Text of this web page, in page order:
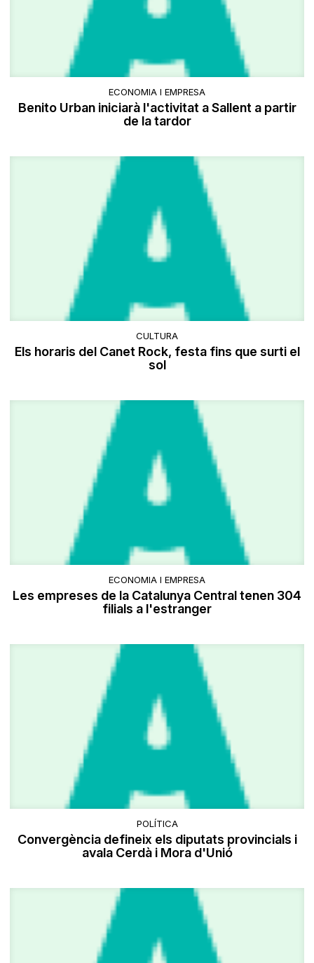
ECONOMIA I EMPRESA
Benito Urban iniciarà l'activitat a Sallent a partir
de la tardor
CULTURA
Els horaris del Canet Rock, festa fins que surti el
sol
ECONOMIA I EMPRESA
Les empreses de la Catalunya Central tenen 304
filials a l'estranger
POLÍTICA
Convergència defineix els diputats provincials i
avala Cerdà i Mora d'Unió